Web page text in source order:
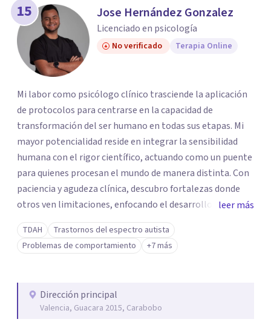
15 Jose Hernández Gonzalez
Licenciado en psicología
No verificado Terapia Online
Mi labor como psicólogo clínico trasciende la aplicación
de protocolos para centrarse en la capacidad de
transformación del ser humano en todas sus etapas. Mi
mayor potencialidad reside en integrar la sensibilidad
humana con el rigor científico, actuando como un puente
para quienes procesan el mundo de manera distinta. Con
paciencia y agudeza clínica, descubro fortalezas donde
otros ven limitaciones, enfocando el desarrollo de
habilidades sociales en el autismo no como un ajuste a un
molde, sino como una llave hacia la autonomía real. Esta
capacidad de observación profunda me permite transitar
ofreciendo una escucha activa y sin juicios capaz de
sostener la complejidad de las crisis vitales. Mi fortaleza
es la adaptabilidad empática: la habilidad de hablar el
leer más
TDAH
Trastornos del espectro autista
Problemas de comportamiento
+7 más
Dirección principal
Valencia, Guacara 2015, Carabobo